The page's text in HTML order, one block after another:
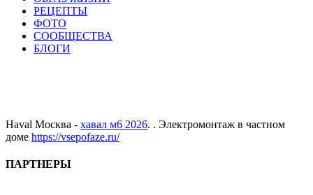
РЕЦЕПТЫ
ФОТО
СООБЩЕСТВА
БЛОГИ
Haval Москва - хавал м6 2026. . Электромонтаж в частном
доме https://vsepofaze.ru/
ПАРТНЕРЫ